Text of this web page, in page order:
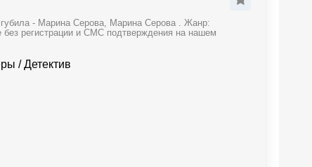
- Марина Серова, Марина Серова . Жанр:
без регистрации и СМС подтверждения на нашем
/Детектив